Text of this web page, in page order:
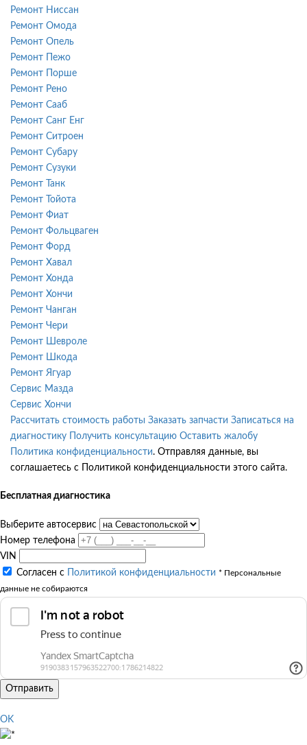
Ремонт Ниссан
Ремонт Омода
Ремонт Опель
Ремонт Пежо
Ремонт Порше
Ремонт Рено
Ремонт Сааб
Ремонт Санг Енг
Ремонт Ситроен
Ремонт Субару
Ремонт Сузуки
Ремонт Танк
Ремонт Тойота
Ремонт Фиат
Ремонт Фольцваген
Ремонт Форд
Ремонт Хавал
Ремонт Хонда
Ремонт Хончи
Ремонт Чанган
Ремонт Чери
Ремонт Шевроле
Ремонт Шкода
Ремонт Ягуар
Сервис Мазда
Сервис Хончи
Рассчитать стоимость работы Заказать запчасти Записаться на
диагностику
Получить консультацию Оставить жалобу
Политика конфиденциальности. Отправляя данные, вы
соглашаетесь с Политикой конфиденциальности этого сайта.
Бесплатная диагностика
Выберите автосервис
Номер телефона
VIN
Согласен с
Политикой конфиденциальности * Персональные
данные не собираются
Отправить
OK